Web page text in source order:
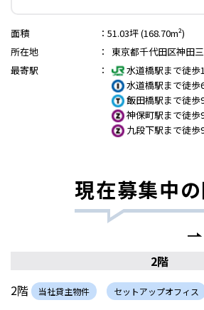
面積 ： 51.03坪 (168.70m²)
所在地
：
東京都千代田区神田
最寄駅
：
水道橋駅まで徒歩
水道橋駅まで徒歩
飯田橋駅まで徒歩
神保町駅まで徒歩
九段下駅まで徒歩
現在募集中
2階
2階
当社貸主物件 セットアップオフィス